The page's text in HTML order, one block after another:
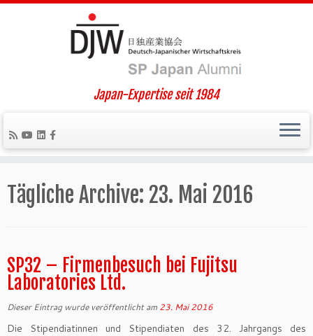
Inhalt
springen
Japan-Expertise seit 1984
Tägliche Archive: 23. Mai 2016
SP32 – Firmenbesuch bei Fujitsu
Laboratories Ltd.
Dieser Eintrag wurde veröffentlicht am 23. Mai 2016
Die Stipendiatinnen und Stipendiaten des 32. Jahrgangs des